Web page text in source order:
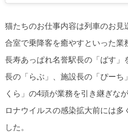
猫たちのお仕事内容は列車のお見
合室で乗降客を癒やすといった業
長寿あっぱれ名誉駅長の「ばす」
長の「らぶ」、施設長の「ぴーち
くら」の4頭が業務を引き継ぎな
ロナウイルスの感染拡大前には多
した。